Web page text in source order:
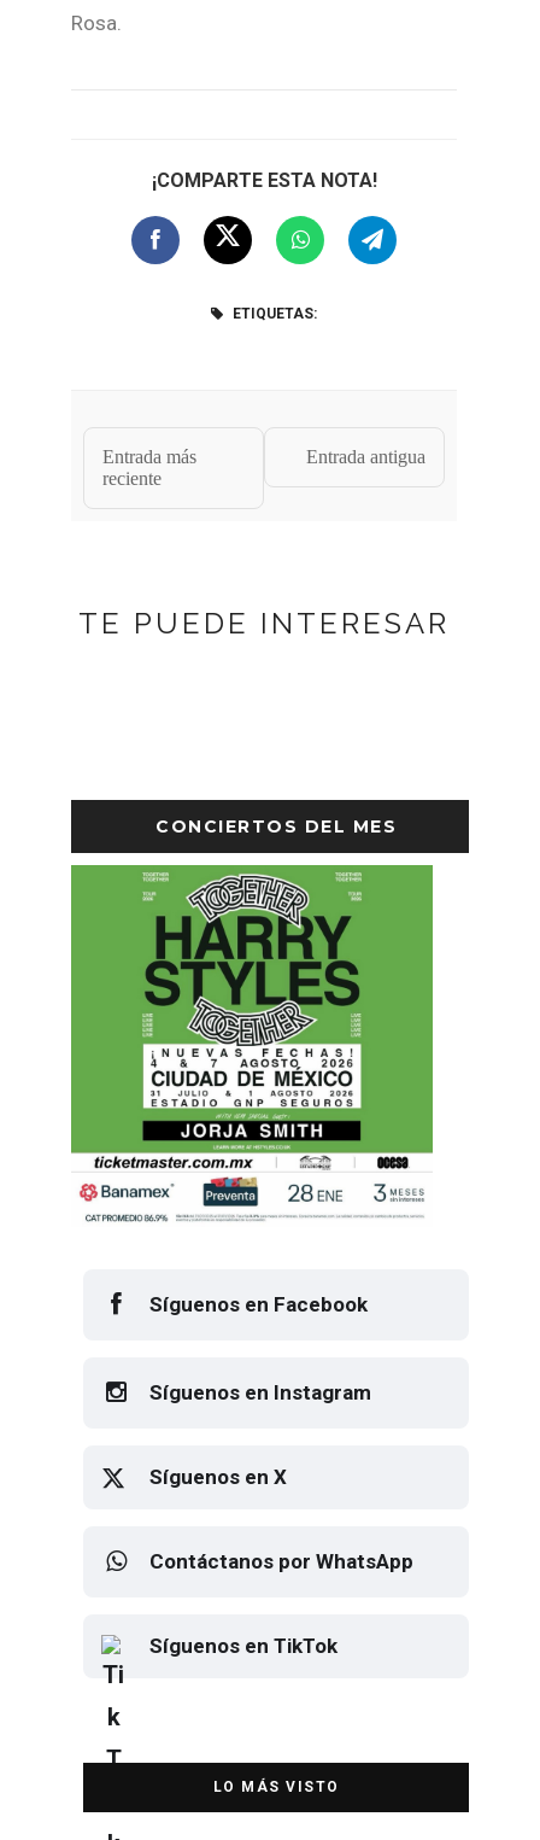
Rosa.
¡COMPARTE ESTA NOTA!
ETIQUETAS:
Entrada más
reciente
Entrada antigua
TE PUEDE INTERESAR
CONCIERTOS DEL MES
Síguenos en Facebook
Síguenos en Instagram
Síguenos en X
Contáctanos por WhatsApp
Síguenos en TikTok
DESTACADA
Elton John regresa a CDMX para
despedirse en el Estadio Banorte